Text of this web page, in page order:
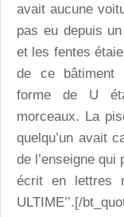
avait aucune
pas eu depuis
et les fentes
de ce bâtiment
forme de U
morceaux. La
quelqu’un avait
de l’enseigne qui
écrit en lettres
ULTIME’’.[/